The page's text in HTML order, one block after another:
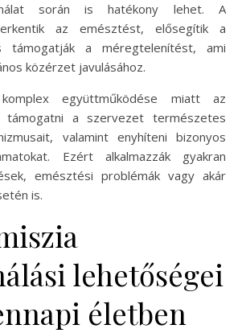
során is hatékony lehet. A
az emésztést, elősegítik a
támogatják a méregtelenítést, ami
közérzet javulásához.
együttműködése miatt az
támogatni a szervezet természetes
valamint enyhíteni bizonyos
Ezért alkalmazzák gyakran
emésztési problémák vagy akár
is.
lehetőségei
életben